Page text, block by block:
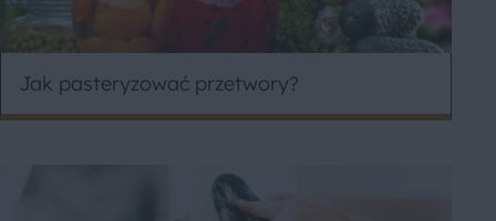
Jak pasteryzować przetwory?